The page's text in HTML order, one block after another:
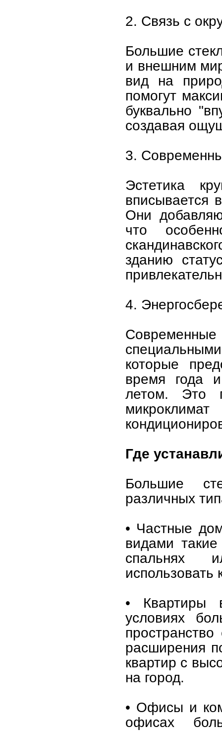
2. Связь с
Большие
и внешним
вид на
помогут
буквально
создавая
3.
Эстетика
вписывается
Они
что
зданию
4.
которые
время года
летом. Это
Где
Большие
различных
• Частные
видами
спальнях
• Квартиры
условиях
расширения
квартир с
на город.
• Офисы и
офисах